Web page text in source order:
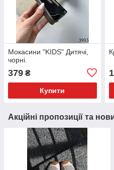
Мокасини "KIDS" Дитячі,
чорні.
379 ₴
Купити
Акційні пропозиції та